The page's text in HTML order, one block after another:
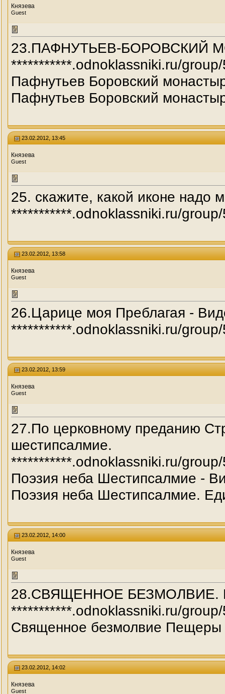
Князева
Guest
23.ПАФНУТЬЕВ-БОРОВСКИЙ
***********.odnoklassniki.ru/
Пафнутьев Боровский
Пафнутьев Боровский
23.02.2012, 13:45
Князева
Guest
25. скажите, какой иконе надо
***********.odnoklassniki.ru/
23.02.2012, 13:58
Князева
Guest
26.Царице моя Преблагая -
***********.odnoklassniki.ru/
23.02.2012, 13:59
Князева
Guest
27.По церковному преданию
шестипсалмие.
***********.odnoklassniki.ru/
Поэзия неба Шестипсалмие -
Поэзия неба Шестипсалмие.
23.02.2012, 14:00
Князева
Guest
28.СВЯЩЕННОЕ
***********.odnoklassniki.ru/
Священное безмолвие Пещеры
23.02.2012, 14:02
Князева
Guest